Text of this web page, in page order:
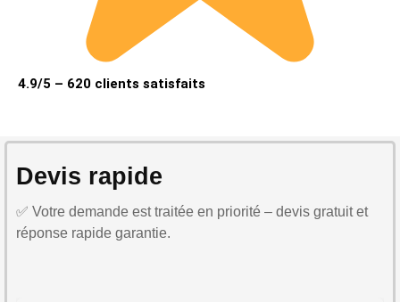
4.9/5 – 620 clients satisfaits
Devis rapide
✅ Votre demande est traitée en priorité – devis gratuit et
réponse rapide garantie.